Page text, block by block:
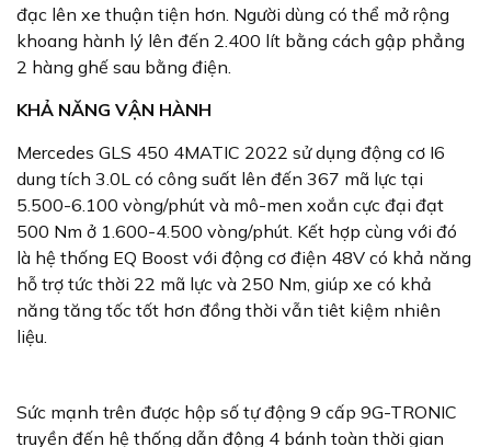
đạc lên xe thuận tiện hơn. Người dùng có thể mở rộng
khoang hành lý lên đến 2.400 lít bằng cách gập phẳng
2 hàng ghế sau bằng điện.
KHẢ NĂNG VẬN HÀNH
Mercedes GLS 450 4MATIC 2022 sử dụng động cơ I6
dung tích 3.0L có công suất lên đến 367 mã lực tại
5.500-6.100 vòng/phút và mô-men xoắn cực đại đạt
500 Nm ở 1.600-4.500 vòng/phút. Kết hợp cùng với đó
là hệ thống EQ Boost với động cơ điện 48V có khả năng
hỗ trợ tức thời 22 mã lực và 250 Nm, giúp xe có khả
năng tăng tốc tốt hơn đồng thời vẫn tiêt kiệm nhiên
liệu.
Sức mạnh trên được hộp số tự động 9 cấp 9G-TRONIC
truyền đến hệ thống dẫn động 4 bánh toàn thời gian